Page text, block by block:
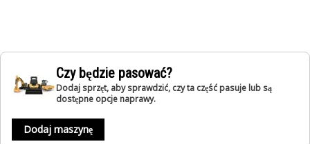
Czy będzie pasować?
Dodaj sprzęt, aby sprawdzić, czy ta część pasuje lub są
dostępne opcje naprawy.
Dodaj maszynę